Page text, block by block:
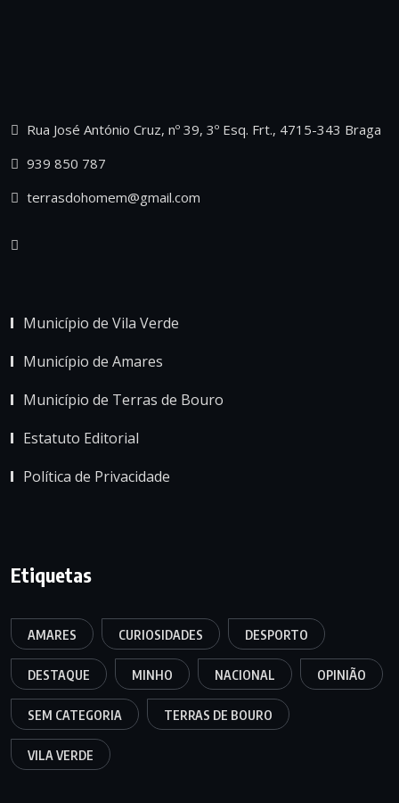
Rua José António Cruz, nº 39, 3º Esq. Frt., 4715-343 Braga
939 850 787
terrasdohomem@gmail.com
Município de Vila Verde
Município de Amares
Município de Terras de Bouro
Estatuto Editorial
Política de Privacidade
Etiquetas
AMARES CURIOSIDADES DESPORTO
DESTAQUE MINHO NACIONAL OPINIÃO
SEM CATEGORIA TERRAS DE BOURO
VILA VERDE